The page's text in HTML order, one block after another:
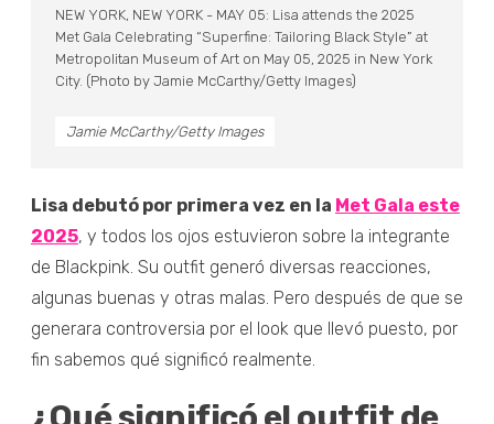
NEW YORK, NEW YORK - MAY 05: Lisa attends the 2025
Met Gala Celebrating “Superfine: Tailoring Black Style” at
Metropolitan Museum of Art on May 05, 2025 in New York
City. (Photo by Jamie McCarthy/Getty Images)
Jamie McCarthy/Getty Images
Lisa debutó por primera vez en la Met Gala este
2025, y todos los ojos estuvieron sobre la integrante
de Blackpink. Su outfit generó diversas reacciones,
algunas buenas y otras malas. Pero después de que se
generara controversia por el look que llevó puesto, por
fin sabemos qué significó realmente.